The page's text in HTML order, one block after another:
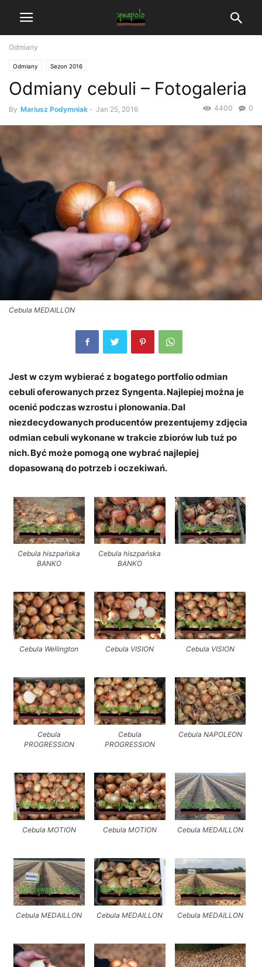
Odmiany
Odmiany Sezon 2016
Odmiany cebuli – Fotogaleria
By Mariusz Podymniak - Jan 25, 2016 0
4400
Cebula MEDAILLON
Jest w czym wybierać z bogatego portfolio odmian
cebuli oferowanych przez Syngenta. Najlepiej można je
ocenić podczas wzrostu i plonowania. Dal
niezdecydowanych producentów prezentujemy zdjęcia
odmian cebuli wykonane w trakcie zbiorów lub tuż po
nich. Być może pomogą one wybrać najlepiej
dopasowaną do potrzeb i oczekiwań.
Cebula hiszpańska
BANKO
Cebula hiszpańska
BANKO
Cebula Wellington Cebula VISION Cebula VISION
Cebula
PROGRESSION
Cebula
PROGRESSION
Cebula NAPOLEON
Cebula MOTION Cebula MOTION Cebula MEDAILLON
Cebula MEDAILLON Cebula MEDAILLON Cebula MEDAILLON